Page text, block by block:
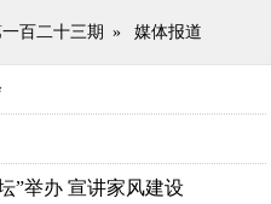
百二十三期 » 媒体报道
”举办 宣讲家风建设